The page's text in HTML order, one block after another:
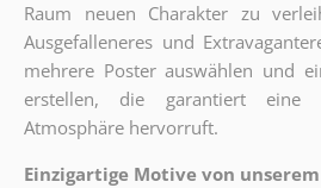
Raum neuen Charakter zu
Ausgefalleneres und
mehrere Poster auswählen und
erstellen, die garantiert eine
Atmosphäre hervorruft.
Einzigartige Motive von